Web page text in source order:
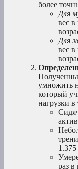
более
Для
вес
Для
вес
умножить
который
нагрузки в
1.375
раз